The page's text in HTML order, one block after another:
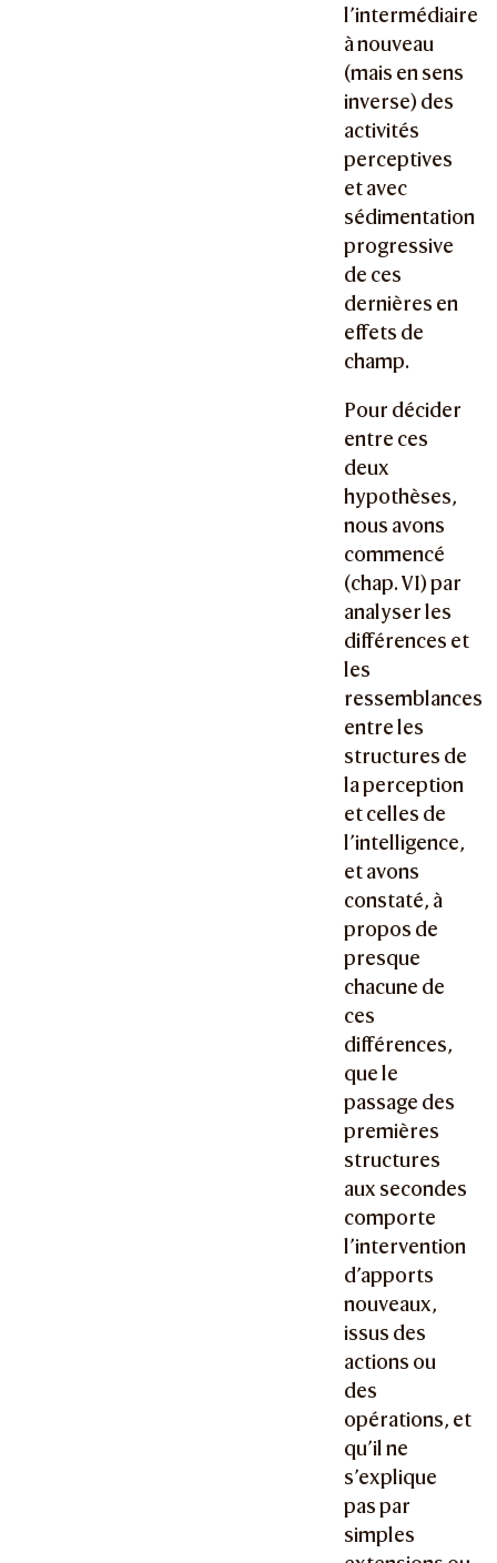
l’intermédiaire
à nouveau
(mais en sens
inverse) des
activités
perceptives
et avec
sédimentation
progressive
de ces
dernières en
effets de
champ.
Pour décider
entre ces
deux
hypothèses,
nous avons
commencé
(chap. VI) par
analyser les
différences et
les
ressemblances
entre les
structures de
la perception
et celles de
l’intelligence,
et avons
constaté, à
propos de
presque
chacune de
ces
différences,
que le
passage des
premières
structures
aux secondes
comporte
l’intervention
d’apports
nouveaux,
issus des
actions ou
des
opérations, et
qu’il ne
s’explique
pas par
simples